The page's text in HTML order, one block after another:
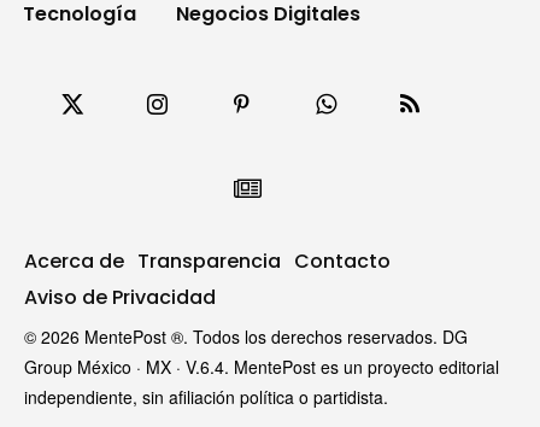
Tecnología
Negocios Digitales
Acerca de Transparencia Contacto
Aviso de Privacidad
© 2026 MentePost ®. Todos los derechos reservados. DG
Group México · MX · V.6.4. MentePost es un proyecto editorial
independiente, sin afiliación política o partidista.